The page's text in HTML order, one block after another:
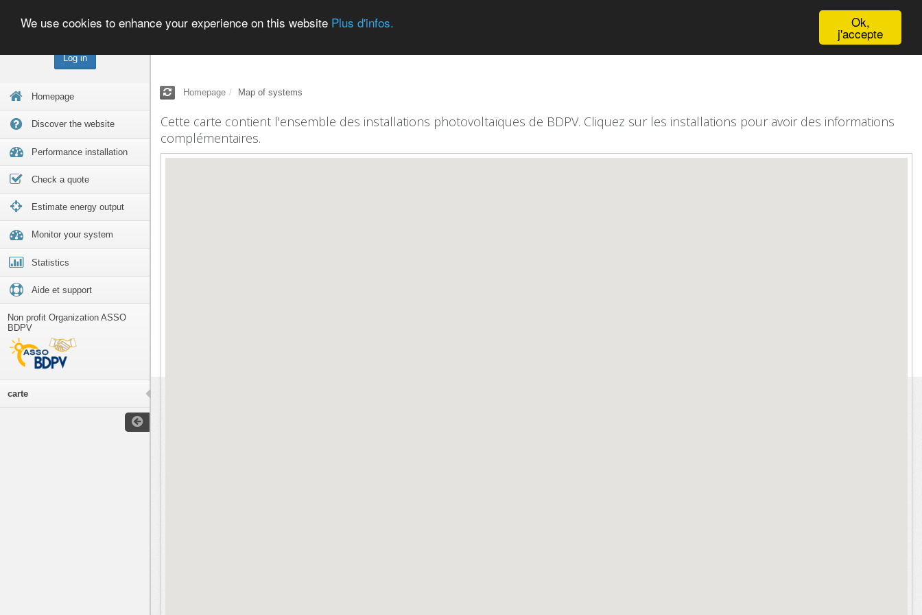
Log in
Homepage
Discover the website
Performance installation
Check a quote
Estimate energy output
Monitor your system
Statistics
Aide et support
Non profit Organization ASSO
BDPV
carte
Ok,
j'accepte
We use cookies to enhance your experience on this website Plus d'infos.
Homepage Map of systems
Cette carte contient l'ensemble des installations photovoltaïques de BDPV. Cliquez sur les installations pour avoir des informations
complémentaires.